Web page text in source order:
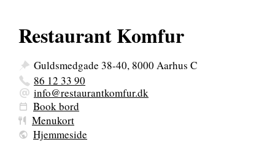
Restaurant Komfur
Guldsmedgade 38-40, 8000 Aarhus C
86 12 33 90
info@restaurantkomfur.dk
Book bord
Menukort
Hjemmeside